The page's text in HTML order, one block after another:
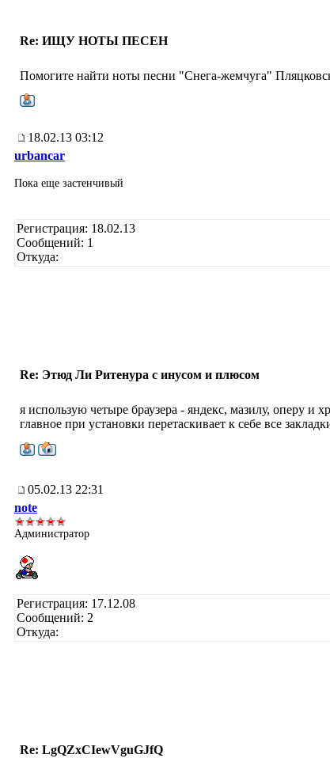
Re: ИЩУ НОТЫ ПЕСЕН
Помогите найти ноты песни "Снега-жемчуга"
18.02.13 03:12
urbancar
Пока еще застенчивый
Регистрация: 18.02.13
Сообщений: 1
Откуда:
Re: Этюд Ли Ритенура с инусом и плюсом
я использую четыре браузера - яндекс, мазилу, оперу
главное при установки перетаскивает к себе все
05.02.13 22:31
note
Администратор
Регистрация: 17.12.08
Сообщений: 2
Откуда:
Re: LgQZxCIewVguGJfQ